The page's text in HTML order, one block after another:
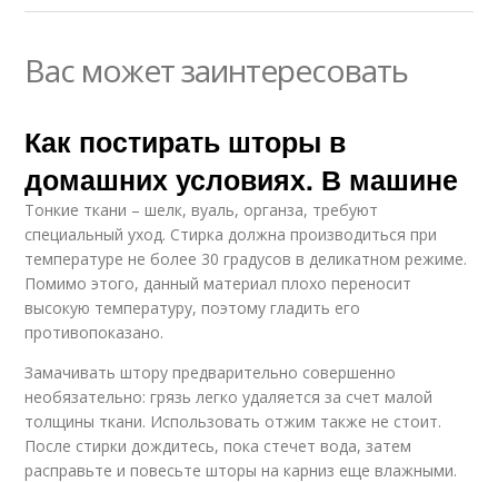
Вас может заинтересовать
Как постирать шторы в
домашних условиях. В машине
Тонкие ткани – шелк, вуаль, органза, требуют
специальный уход. Стирка должна производиться при
температуре не более 30 градусов в деликатном режиме.
Помимо этого, данный материал плохо переносит
высокую температуру, поэтому гладить его
противопоказано.
Замачивать штору предварительно совершенно
необязательно: грязь легко удаляется за счет малой
толщины ткани. Использовать отжим также не стоит.
После стирки дождитесь, пока стечет вода, затем
расправьте и повесьте шторы на карниз еще влажными.